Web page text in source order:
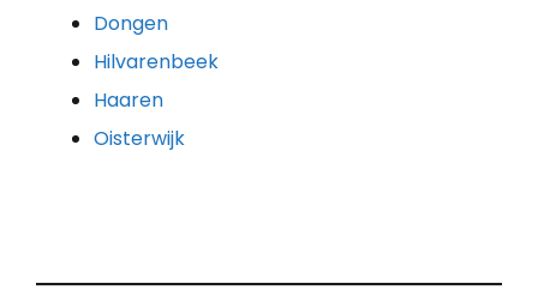
Dongen
Hilvarenbeek
Haaren
Oisterwijk